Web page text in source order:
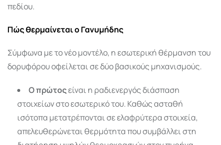
πεδίου.
Πώς θερμαίνεται ο Γανυμήδης
Σύμφωνα με το νέο μοντέλο, η εσωτερική θέρμανση του
δορυφόρου οφείλεται σε δύο βασικούς μηχανισμούς.
Ο πρώτοςείναι η ραδιενεργός διάσπαση
στοιχείων στο εσωτερικό του. Καθώς ασταθή
ισότοπα μετατρέπονται σε ελαφρύτερα στοιχεία,
απελευθερώνεται θερμότητα που συμβάλλει στη